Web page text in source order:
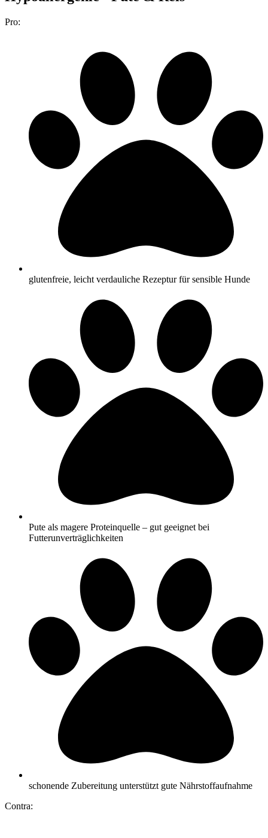
Pro:
glutenfreie, leicht verdauliche Rezeptur für sensible Hunde
Pute als magere Proteinquelle – gut geeignet bei
Futterunverträglichkeiten
schonende Zubereitung unterstützt gute Nährstoffaufnahme
Contra: